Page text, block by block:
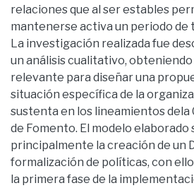
relaciones que al ser estables
mantenerse activa un periodo de
La investigación realizada fue
un análisis cualitativo,
relevante para diseñar una
situación específica de la
sustenta en los lineamientos
de Fomento. El modelo elaborado
principalmente la creación de un
formalización de políticas, con
la primera fase de la